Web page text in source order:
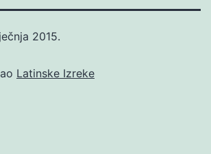
2015.
Latinske Izreke